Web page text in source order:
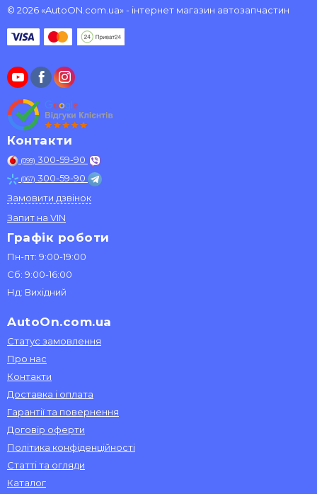
© 2026 «AutoON.com.ua» - інтернет магазин автозапчастин
Контакти
(099) 300-59-90
(067) 300-59-90
Замовити дзвінок
Запит на VIN
Графік роботи
Пн-пт: 9:00-19:00
Сб: 9:00-16:00
Нд: Вихідний
AutoOn.com.ua
Статус замовлення
Про нас
Контакти
Доставка і оплата
Гарантії та повернення
Договір оферти
Політика конфіденційності
Статті та огляди
Каталог